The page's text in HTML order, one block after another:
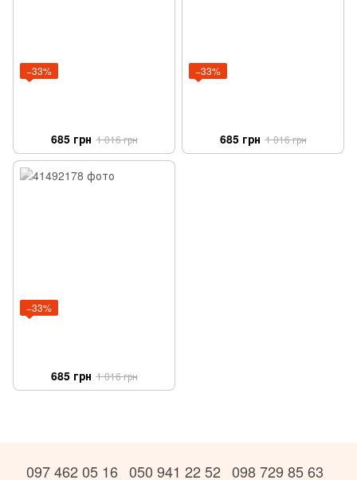
−33%
685 грн 1 016 грн
−33%
685 грн 1 016 грн
−33%
685 грн 1 016 грн
097 462 05 16 050 941 22 52 098 729 85 63